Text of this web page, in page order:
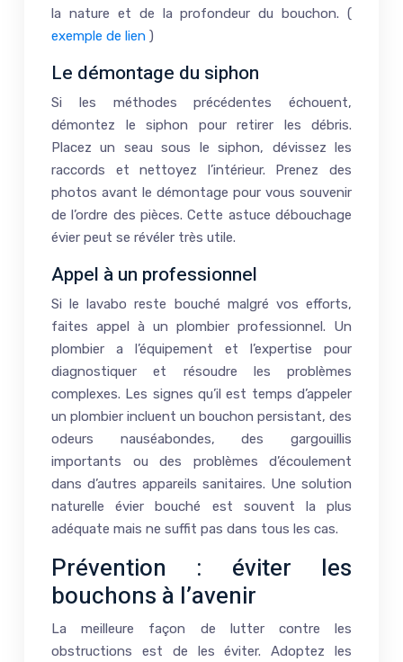
la nature et de la profondeur du bouchon. (
exemple de lien )
Le démontage du siphon
Si les méthodes précédentes échouent,
démontez le siphon pour retirer les débris.
Placez un seau sous le siphon, dévissez les
raccords et nettoyez l’intérieur. Prenez des
photos avant le démontage pour vous souvenir
de l’ordre des pièces. Cette astuce débouchage
évier peut se révéler très utile.
Appel à un professionnel
Si le lavabo reste bouché malgré vos efforts,
faites appel à un plombier professionnel. Un
plombier a l’équipement et l’expertise pour
diagnostiquer et résoudre les problèmes
complexes. Les signes qu’il est temps d’appeler
un plombier incluent un bouchon persistant, des
odeurs nauséabondes, des gargouillis
importants ou des problèmes d’écoulement
dans d’autres appareils sanitaires. Une solution
naturelle évier bouché est souvent la plus
adéquate mais ne suffit pas dans tous les cas.
Prévention : éviter les
bouchons à l’avenir
La meilleure façon de lutter contre les
obstructions est de les éviter. Adoptez les